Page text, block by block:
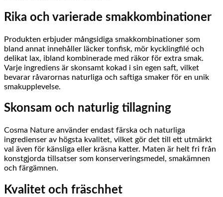
Rika och varierade smakkombinationer
Produkten erbjuder mångsidiga smakkombinationer som
bland annat innehåller läcker tonfisk, mör kycklingfilé och
delikat lax, ibland kombinerade med räkor för extra smak.
Varje ingrediens är skonsamt kokad i sin egen saft, vilket
bevarar råvarornas naturliga och saftiga smaker för en unik
smakupplevelse.
Skonsam och naturlig tillagning
Cosma Nature använder endast färska och naturliga
ingredienser av högsta kvalitet, vilket gör det till ett utmärkt
val även för känsliga eller kräsna katter. Maten är helt fri från
konstgjorda tillsatser som konserveringsmedel, smakämnen
och färgämnen.
Kvalitet och fräschhet